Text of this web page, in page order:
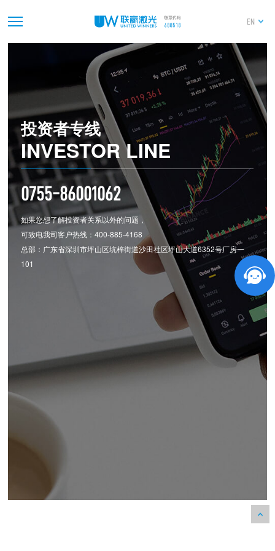
EN
2021-04-24
中山证券关于联赢激光2020年度持续督导跟踪报
2020-10-29
联赢激光2020年第三季度报告
投资者专线
INVESTOR LINE
0755-86001062
如果您想了解投资者关系以外的问题，
可致电我司客户热线：400-885-4168
总部：广东省深圳市坪山区坑梓街道沙田社区坪山大道6352号厂房一
101